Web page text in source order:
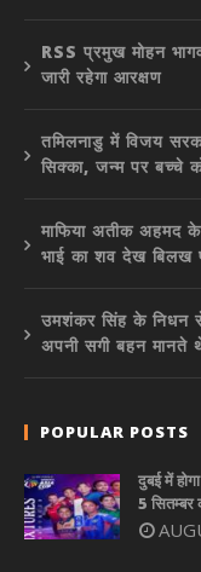
RSS प्रमुख मोहन
जारी रहेगा आरक्षण
तमिलनाडु में विजय
सिक्का, जन्म पर बच्चे
माफिया अतीक अहमद
भाई का शव देख बिलख
उमशंकर सिंह के निधन
अपनी सगी बहन मानते
POPULAR POSTS
दुबई में
5